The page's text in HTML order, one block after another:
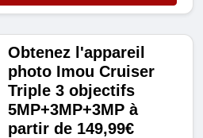
Obtenez l'appareil
photo Imou Cruiser
Triple 3 objectifs
5MP+3MP+3MP à
partir de 149,99€